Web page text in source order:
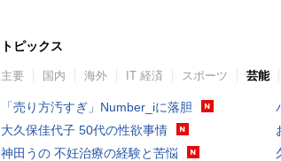
トピックス
主要 国内 海外 IT 経済 スポーツ 芸能
「売り方汚すぎ」Number_iに落胆
大久保佳代子 50代の性欲事情
神田うの 不妊治療の経験と苦悩